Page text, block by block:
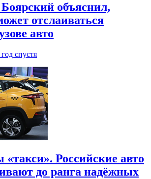
объяснил,
отслаиваться
авто
год спустя
«такси». Российские авто
до ранга надёжных